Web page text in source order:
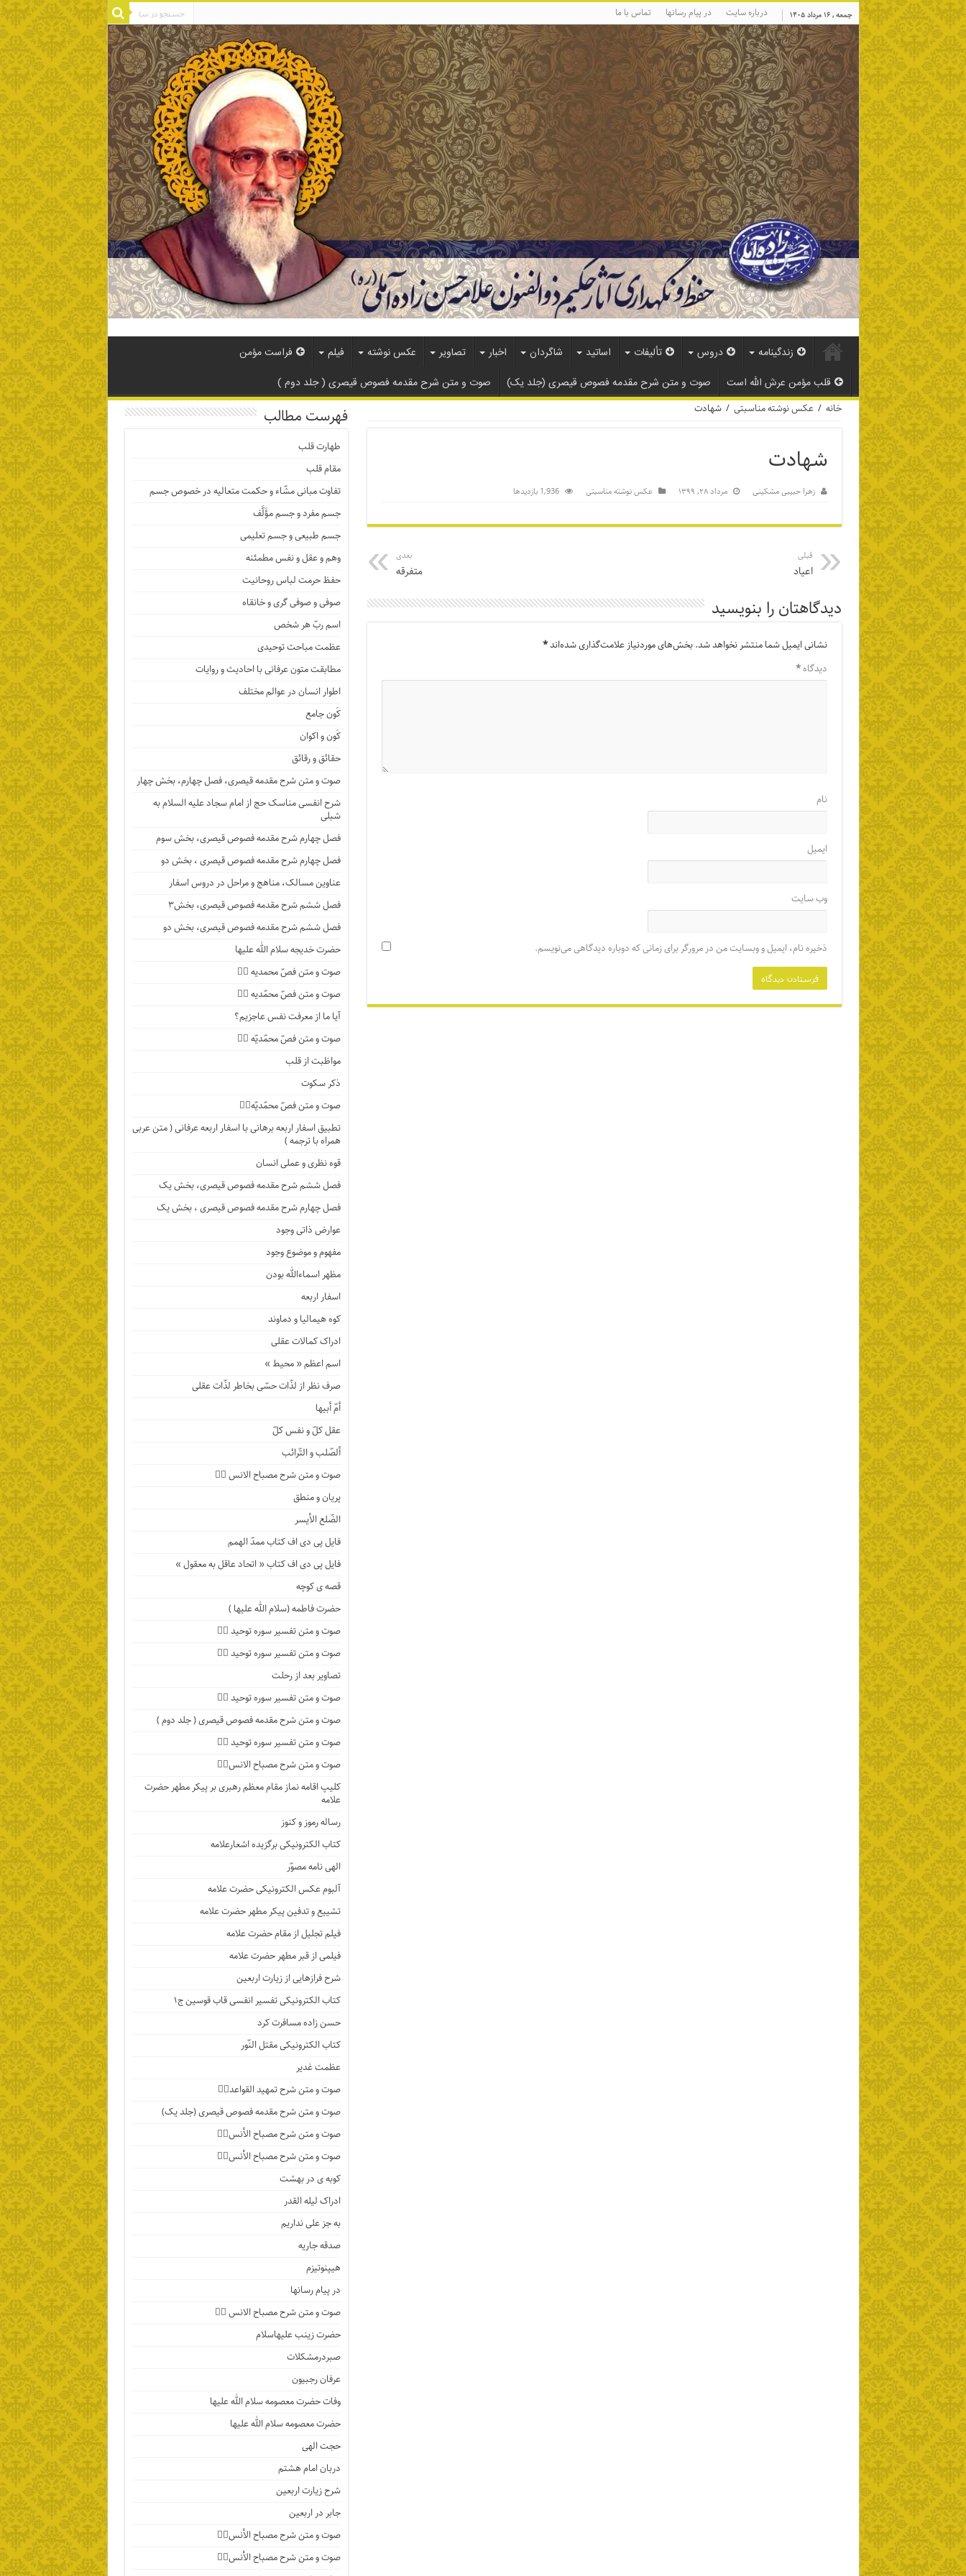
جمعه , ۱۶ مرداد ۱۴۰۵ درباره سایت در پیام رسانها تماس با ما
زندگینامه دروس تألیفات اساتید شاگردان اخبار تصاویر عکس نوشته فیلم
فراست مؤمن
قلب مؤمن عرش الله است
صوت و متن شرح مقدمه فصوص قیصری (جلد یک) صوت و متن شرح مقدمه فصوص قیصری ( جلد دوم )
خانه / عکس نوشته مناسبتی / شهادت
شهادت
زهرا حبیبی مشکینی مرداد ۲۸, ۱۳۹۹ عکس نوشته مناسبتی 1,936 بازدیدها
قبلی
اعیاد
بعدی
متفرقه
دیدگاهتان را بنویسید
نشانی ایمیل شما منتشر نخواهد شد.بخش‌های موردنیاز علامت‌گذاری شده‌اند*
دیدگاه*
نام
ایمیل
وب‌ سایت
ذخیره نام، ایمیل و وبسایت من در مرورگر برای زمانی که دوباره دیدگاهی می‌نویسم.
فهرست مطالب
طهارت قلب
مقام قلب
تفاوت مبانی مشّاء و حکمت متعالیه در خصوص جسم
جسم مفرد و جسم مؤَلَّف
جسم طبیعی و جسم تعلیمی
وهم و عقل و نفس مطمئنه
حفظ حرمت لباس روحانیت
صوفی و صوفی گری و خانقاه
اسم ربّ هر شخص
عظمت مباحث توحیدی
مطابقت متون عرفانی با احادیث و روایات
اطوار انسان در عوالم مختلف
کَون جامع
کَون و اکوان
حقائق و رقائق
صوت و متن شرح مقدمه قیصری، فصل چهارم، بخش چهار
شرح انفسی مناسک حج از امام سجاد علیه السلام به
شبلی
فصل چهارم شرح مقدمه فصوص قیصری، بخش سوم
فصل چهارم شرح مقدمه فصوص قیصری ، بخش دو
عناوین مسالک، مناهج و مراحل در دروس اسفار
فصل ششم شرح مقدمه فصوص قیصری، بخش۳
فصل ششم شرح مقدمه فصوص قیصری، بخش دو
حضرت خدیجه سلام الله علیها
صوت و متن فصّ محمدیه ۴️⃣
صوت و متن فصّ محمّدیه ۳️⃣
آیا ما از معرفت نفس عاجزیم؟
صوت و متن فصّ محمّدیّه ۲️⃣
مواظبت از قلب
ذکر سکوت
صوت و متن فصّ محمّدیّه۱️⃣
تطبیق اسفار اربعه برهانی با اسفار اربعه عرفانی ( متن عربی
همراه با ترجمه )
قوه نظری و عملی انسان
فصل ششم شرح مقدمه فصوص قیصری، بخش یک
فصل چهارم شرح مقدمه فصوص قیصری ، بخش یک
عوارض ذاتی وجود
مفهوم و موضوع وجود
مظهر اسماءالله بودن
اسفار اربعه
کوه هیمالیا و دماوند
ادراک کمالات عقلی
اسم اعظم « محیط »
صرف نظر از لذّات حسّی بخاطر لذّات عقلی
أمّ أبیها
عقل کلّ و نفس کلّ
ألصّلب و التّرائب
صوت و متن شرح مصباح الانس ۹️⃣
پریان و منطق
الضّلع الأیسر
فایل پی دی اف کتاب ممدّ الهمم
فایل پی دی اف کتاب « اتحاد عاقل به معقول »
قصه ی کوچه
حضرت فاطمه (سلام الله علیها )
صوت و متن تفسیر سوره توحید ۴️⃣
صوت و متن تفسیر سوره توحید ۳️⃣
تصاویر بعد از رحلت
صوت و متن تفسیر سوره توحید ۲️⃣
صوت و متن شرح مقدمه فصوص قیصری ( جلد دوم )
صوت و متن تفسیر سوره توحید ۱️⃣
صوت و متن شرح مصباح الانس۸⃣
کلیپ اقامه نماز مقام معظم رهبری بر پیکر مطهر حضرت
علامه
رساله رموز و کنوز
کتاب الکترونیکی برگزیده اشعارعلامه
الهی نامه مصوّر
آلبوم عکس الکترونیکی حضرت علامه
تشییع و تدفین پیکر مطهر حضرت علامه
فیلم تجلیل از مقام حضرت علامه
فیلمی از قبر مطهر حضرت علامه
شرح فرازهایی از زیارت اربعین
کتاب الکترونیکی تفسیر انفسی قاب قوسین ج۱
حسن زاده مسافرت کرد
کتاب الکترونیکی مقتل النّور
عظمت غدیر
صوت و متن شرح تمهید القواعد۱️⃣
صوت و متن شرح مقدمه فصوص قیصری (جلد یک)
صوت و متن شرح مصباح الأنس۷️⃣
صوت و متن شرح مصباح الأنس۶️⃣
کوبه ی در بهشت
ادراک لیله القدر
به جز علی نداریم
صدقه جاریه
هیپنوتیزم
در پیام رسانها
صوت و متن شرح مصباح الانس ۵️⃣
حضرت زینب علیهاسلام
صبردرمشکلات
عرفان رجبیون
وفات حضرت معصومه سلام الله علیها
حضرت معصومه سلام الله علیها
حجت الهی
دربان امام هشتم
شرح زیارت اربعین
جابر در اربعین
صوت و متن شرح مصباح الأنس۴️⃣
صوت و متن شرح مصباح الأنس۳️⃣